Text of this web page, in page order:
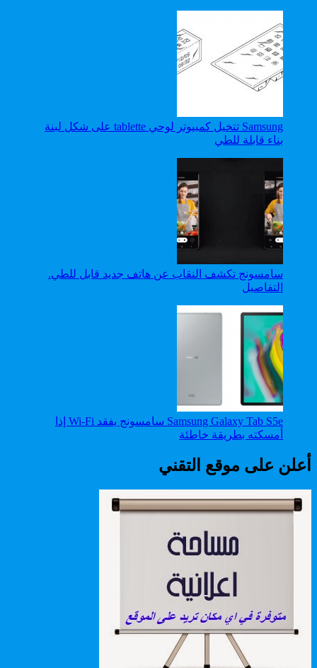
Samsung تتخيل كمبيوتر لوحي tablette على شكل لبنة
بناء قابلة للطي
سامسونج تكشف النقاب عن هاتف جديد قابل للطي.
التفاصيل
Samsung Galaxy Tab S5e سامسونج يفقد Wi-Fi إذا
أمسكته بطريقة خاطئة
أعلن على موقع التقني